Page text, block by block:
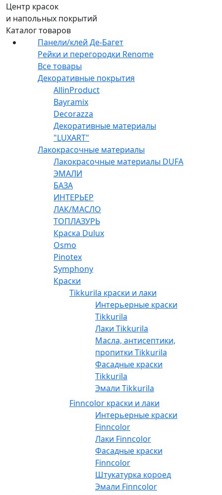
Центр красок
и напольных покрытий
Каталог товаров
Панели/клей Де-Багет
Рейки и перегородки Renome
Все товары
Декоративные покрытия
AllinProduct
Bayramix
Decorazza
Декоративные материалы
"LUXART"
Лакокрасочные материалы
Лакокрасочные материалы DUFA
ЭМАЛИ
БАЗА
ИНТЕРЬЕР
ЛАК/МАСЛО
ТОПЛАЗУРЬ
Краска Dulux
Osmo
Pinotex
Symphony
Краски
Tikkurila краски и лаки
Интерьерные краски
Tikkurila
Лаки Tikkurila
Масла, антисептики,
пропитки Tikkurila
Фасадные краски
Tikkurila
Эмали Tikkurila
Finncolor краски и лаки
Интерьерные краски
Finncolor
Лаки Finncolor
Фасадные краски
Finncolor
Штукатурка короед
Эмали Finncolor